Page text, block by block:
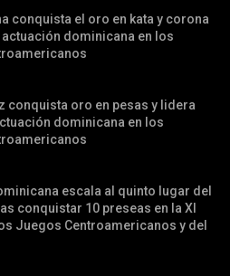
conquista el oro en kata y corona
dominicana en los
conquista oro en pesas y lidera
dominicana en los
escala al quinto lugar del
conquistar 10 preseas en la XI
Juegos Centroamericanos y del